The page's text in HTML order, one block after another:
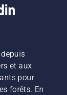
et aux
pour
forêts. En